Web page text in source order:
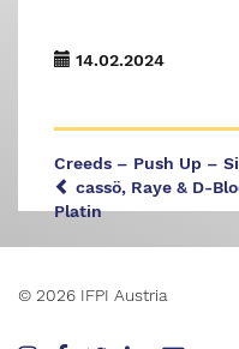
14.02.2024
Creeds – Push Up –
cassö, Raye & D-
Platin
© 2026 IFPI Austria